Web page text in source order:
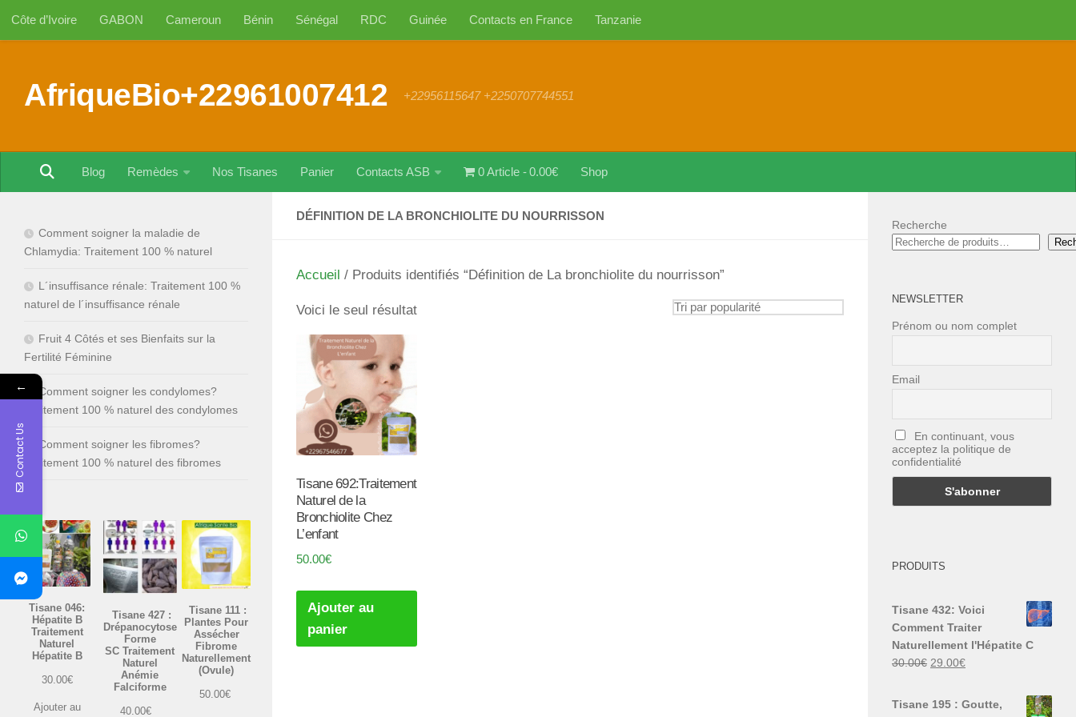
Au dessous du contenu
Côte d’Ivoire GABON Cameroun Bénin Sénégal RDC Guinée Contacts en France Tanzanie
AfriqueBio+22961007412 +22956115647 +2250707744551
Blog Remèdes Nos Tisanes Panier Contacts ASB 0 Article 0.00€ Shop
DÉFINITION DE LA BRONCHIOLITE DU NOURRISSON
Accueil / Produits identifiés “Définition de La bronchiolite du nourrisson”
Voici le seul résultat
Tisane 692:Traitement
Naturel de la
Bronchiolite Chez
L’enfant
50.00€
Ajouter au
panier
Comment soigner la maladie de
Chlamydia: Traitement 100 % naturel
L´insuffisance rénale: Traitement 100 %
naturel de l´insuffisance rénale
Fruit 4 Côtés et ses Bienfaits sur la
Fertilité Féminine
Comment soigner les condylomes?
Traitement 100 % naturel des condylomes
Comment soigner les fibromes?
Traitement 100 % naturel des fibromes
Tisane 046:
Hépatite B
Traitement
Naturel
Hépatite B
30.00€
Ajouter au
Tisane 427 :
Drépanocytose
Forme
SC Traitement
Naturel
Anémie
Falciforme
40.00€
Tisane 111 :
Plantes Pour
Assécher
Fibrome
Naturellement
(Ovule)
50.00€
Recherche
NEWSLETTER
Prénom ou nom complet
Email
En continuant, vous
acceptez la politique de
confidentialité
PRODUITS
Tisane 432: Voici
Comment Traiter
Naturellement l'Hépatite C
30.00€ Le
29.00€Le
Tisane 195 : Goutte,
←
Contact Us